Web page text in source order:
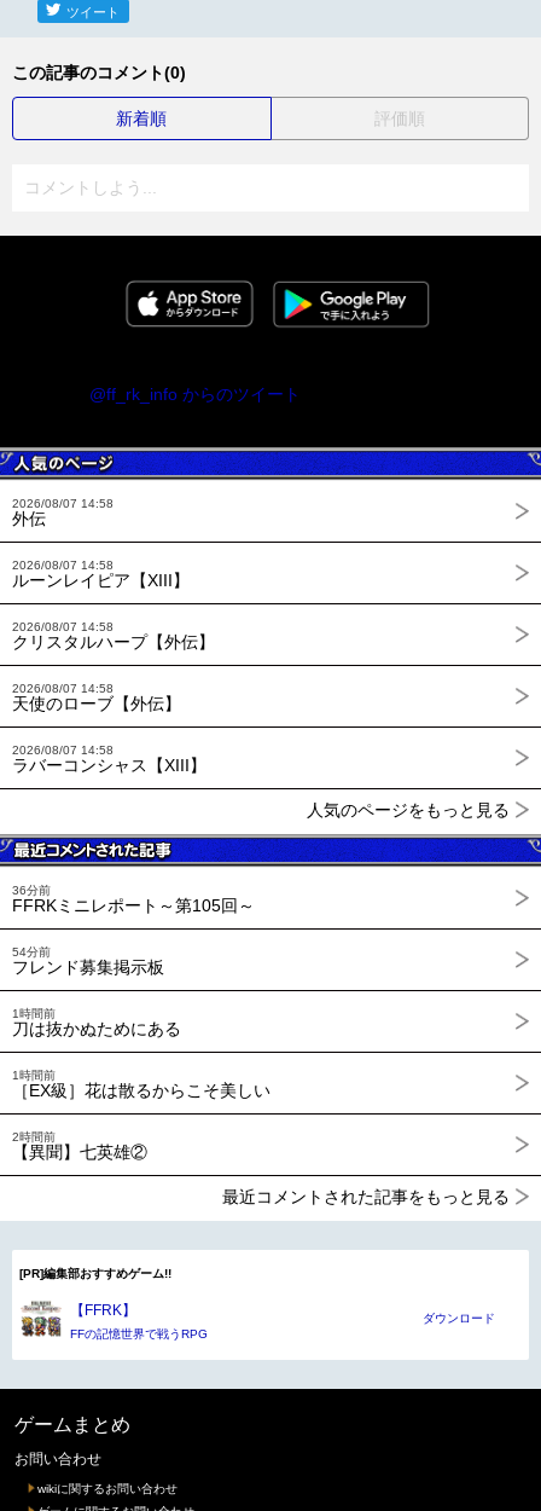
ツイート
この記事のコメント(0)
新着順 評価順
コメントしよう...
@ff_rk_info からのツイート
2026/08/07 14:58
外伝
2026/08/07 14:58
ルーンレイピア【XIII】
2026/08/07 14:58
クリスタルハープ【外伝】
2026/08/07 14:58
天使のローブ【外伝】
2026/08/07 14:58
ラバーコンシャス【XIII】
人気のページをもっと見る
36分前
FFRKミニレポート～第105回～
54分前
フレンド募集掲示板
1時間前
刀は抜かぬためにある
1時間前
［EX級］花は散るからこそ美しい
2時間前
【異聞】七英雄②
最近コメントされた記事をもっと見る
[PR]編集部おすすめゲーム!!
【FFRK】
FFの記憶世界で戦うRPG
ダウンロード
ゲームまとめ
お問い合わせ
wikiに関するお問い合わせ